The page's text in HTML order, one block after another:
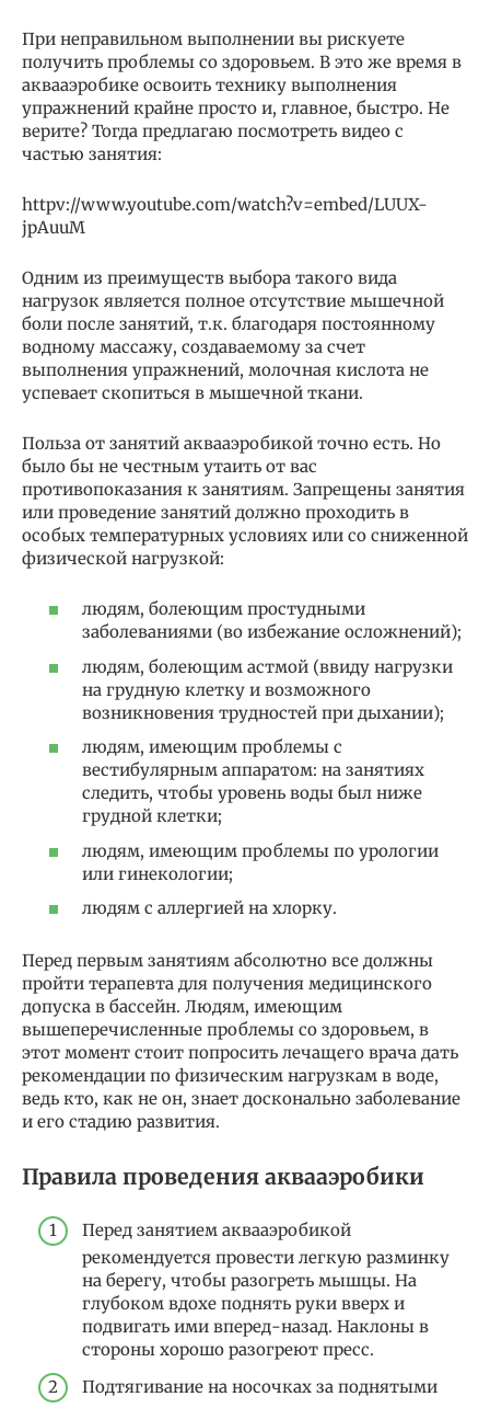
При неправильном выполнении вы рискуете
получить проблемы со здоровьем. В это же время в
аквааэробике освоить технику выполнения
упражнений крайне просто и, главное, быстро. Не
верите? Тогда предлагаю посмотреть видео с
частью занятия:
httpv://www.youtube.com/watch?v=embed/LUUX-
jpAuuM
Одним из преимуществ выбора такого вида
нагрузок является полное отсутствие мышечной
боли после занятий, т.к. благодаря постоянному
водному массажу, создаваемому за счет
выполнения упражнений, молочная кислота не
успевает скопиться в мышечной ткани.
Польза от занятий аквааэробикой точно есть. Но
было бы не честным утаить от вас
противопоказания к занятиям. Запрещены занятия
или проведение занятий должно проходить в
особых температурных условиях или со сниженной
физической нагрузкой:
людям, болеющим простудными
заболеваниями (во избежание осложнений);
людям, болеющим астмой (ввиду нагрузки
на грудную клетку и возможного
возникновения трудностей при дыхании);
людям, имеющим проблемы с
вестибулярным аппаратом: на занятиях
следить, чтобы уровень воды был ниже
грудной клетки;
людям, имеющим проблемы по урологии
или гинекологии;
людям с аллергией на хлорку.
Перед первым занятиям абсолютно все должны
пройти терапевта для получения медицинского
допуска в бассейн. Людям, имеющим
вышеперечисленные проблемы со здоровьем, в
этот момент стоит попросить лечащего врача дать
рекомендации по физическим нагрузкам в воде,
ведь кто, как не он, знает досконально заболевание
и его стадию развития.
Правила проведения аквааэробики
Перед занятием аквааэробикой
рекомендуется провести легкую раз­минку
на берегу, чтобы разогреть мышцы. На
глубоком вдохе поднять руки вверх и
подвигать ими вперед-назад. Наклоны в
стороны хорошо разогреют пресс.
Подтяги­вание на носочках за поднятыми